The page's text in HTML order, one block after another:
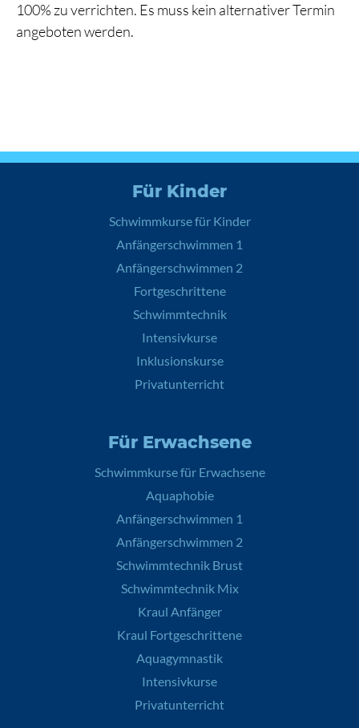
100% zu verrichten. Es muss kein alternativer Termin
angeboten werden.
Für Kinder
Schwimmkurse für Kinder
Anfängerschwimmen 1
Anfängerschwimmen 2
Fortgeschrittene
Schwimmtechnik
Intensivkurse
Inklusionskurse
Privatunterricht
Für Erwachsene
Schwimmkurse für Erwachsene
Aquaphobie
Anfängerschwimmen 1
Anfängerschwimmen 2
Schwimmtechnik Brust
Schwimmtechnik Mix
Kraul Anfänger
Kraul Fortgeschrittene
Aquagymnastik
Intensivkurse
Privatunterricht